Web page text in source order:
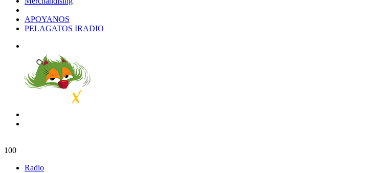
APOYANOS
PELAGATOS IRADIO
100
Radio